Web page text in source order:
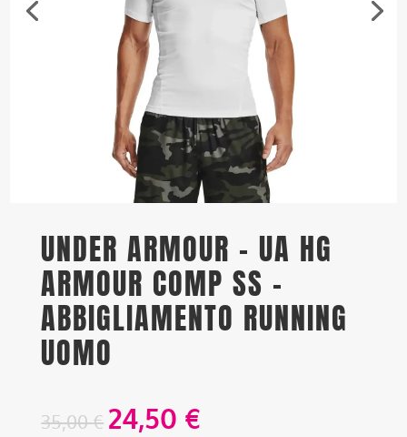
UNDER ARMOUR – UA HG
ARMOUR COMP SS –
ABBIGLIAMENTO RUNNING
UOMO
35,00€ 24,50 €